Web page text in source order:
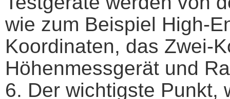
wie zum Beispiel High-
Koordinaten, das Zwei-
Höhenmessgerät und
6. Der wichtigste Punkt,